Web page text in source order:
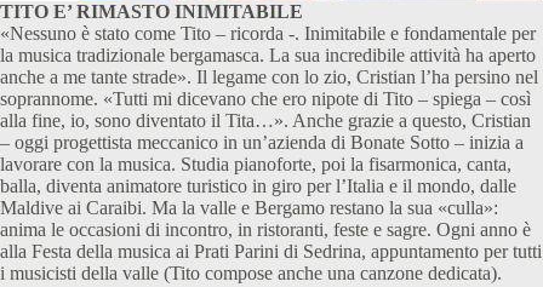
TITO E’ RIMASTO INIMITABILE
«Nessuno è stato come Tito – ricorda -. Inimitabile e fondamentale per
la musica tradizionale bergamasca. La sua incredibile attività ha aperto
anche a me tante strade». Il legame con lo zio, Cristian l’ha persino nel
soprannome. «Tutti mi dicevano che ero nipote di Tito – spiega – così
alla fine, io, sono diventato il Tita…». Anche grazie a questo, Cristian
– oggi progettista meccanico in un’azienda di Bonate Sotto – inizia a
lavorare con la musica. Studia pianoforte, poi la fisarmonica, canta,
balla, diventa animatore turistico in giro per l’Italia e il mondo, dalle
Maldive ai Caraibi. Ma la valle e Bergamo restano la sua «culla»:
anima le occasioni di incontro, in ristoranti, feste e sagre. Ogni anno è
alla Festa della musica ai Prati Parini di Sedrina, appuntamento per tutti
i musicisti della valle (Tito compose anche una canzone dedicata).